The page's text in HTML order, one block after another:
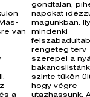
van
a
gondtalan,
napokat
magunkban.
mindenki
rengeteg terv
szerepel a
szinte tűkön
hogy végre
utazhassunk.